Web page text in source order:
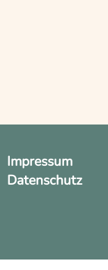
Impressum
Datenschutz